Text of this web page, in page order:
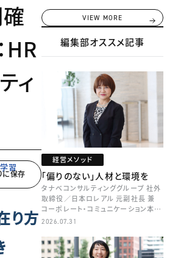
HR
ィ
習
り方
VIEW MORE
編集部オススメ記事
経営メソッド
「偏りのない」人材と環境を
タナベコンサルティンググループ 社外
取締役／日本ロレアル 元副社長 兼
コーポレート・コミュニケーション本部
本部長／キャリアコンサルタント 井村
2026.07.31